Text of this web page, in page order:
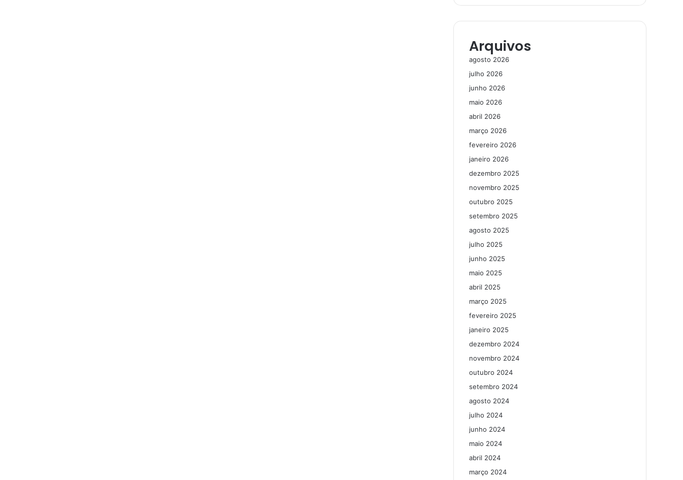
Arquivos
agosto 2026
julho 2026
junho 2026
maio 2026
abril 2026
março 2026
fevereiro 2026
janeiro 2026
dezembro 2025
novembro 2025
outubro 2025
setembro 2025
agosto 2025
julho 2025
junho 2025
maio 2025
abril 2025
março 2025
fevereiro 2025
janeiro 2025
dezembro 2024
novembro 2024
outubro 2024
setembro 2024
agosto 2024
julho 2024
junho 2024
maio 2024
abril 2024
março 2024